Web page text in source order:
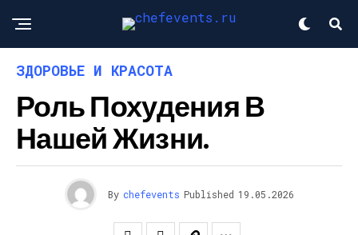
ЗДОРОВЬЕ И КРАСОТА
Роль Похудения В
Нашей Жизни.
By chefevents Published 19.05.2026